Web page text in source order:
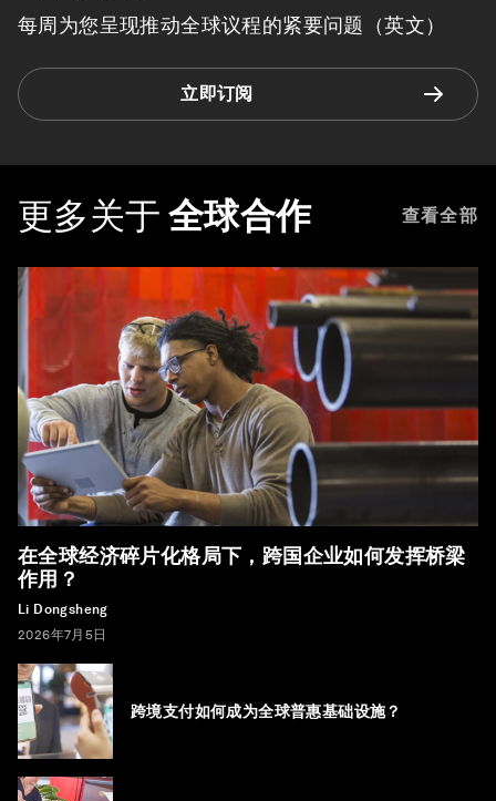
每周为您呈现推动全球议程的紧要问题（英文）
立即订阅
更多关于 全球合作 查看全部
在全球经济碎片化格局下，跨国企业如何发挥桥梁
作用？
Li Dongsheng
2026年7月5日
跨境支付如何成为全球普惠基础设施？